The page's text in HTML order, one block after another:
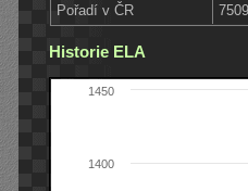
Pořadí v ČR
Historie ELA
1400
1450